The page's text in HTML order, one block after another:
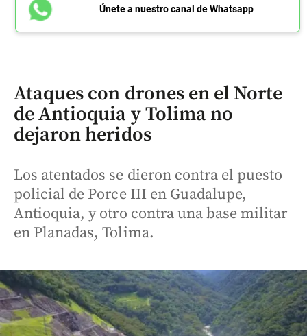
Únete a nuestro canal de Whatsapp
Ataques con drones en el Norte
de Antioquia y Tolima no
dejaron heridos
Los atentados se dieron contra el puesto
policial de Porce III en Guadalupe,
Antioquia, y otro contra una base militar
en Planadas, Tolima.